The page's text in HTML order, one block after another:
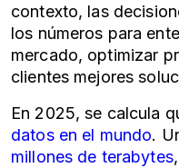
contexto, las
los números para
mercado, optimizar
clientes mejores
En 2025, se calcula
datos en el mundo.
millones de terabytes